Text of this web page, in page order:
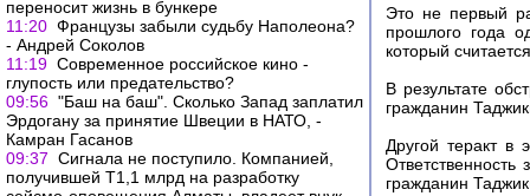
переносит жизнь в бункере
11:20 Французы забыли судьбу Наполеона?
- Андрей Соколов
11:19 Современное российское кино -
глупость или предательство?
09:56 "Баш на баш". Сколько Запад заплатил
Эрдогану за принятие Швеции в НАТО, -
Камран Гасанов
09:37 Сигнала не поступило. Компанией,
получившей Т1,1 млрд на разработку
Это не первый
прошлого года
который
В результате
гражданин
Другой теракт в
гражданин